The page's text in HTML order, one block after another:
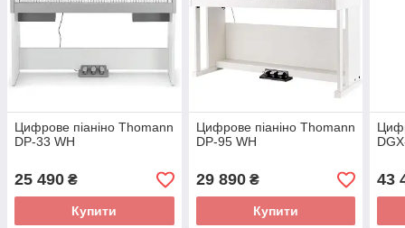
Цифрове піаніно Thomann
DP-33 WH
25 490 ₴
Купити
Цифрове піаніно Thomann
DP-95 WH
29 890₴
Купити
43